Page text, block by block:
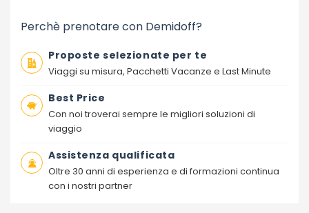
Perchè prenotare con Demidoff?
Proposte selezionate per te
Viaggi su misura, Pacchetti Vacanze e Last Minute
Best Price
Con noi troverai sempre le migliori soluzioni di
viaggio
Assistenza qualificata
Oltre 30 anni di esperienza e di formazioni continua
con i nostri partner